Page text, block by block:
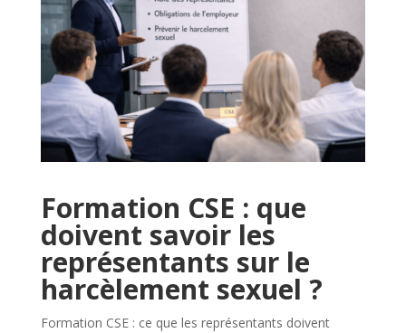
Formation CSE : que
doivent savoir les
représentants sur le
harcèlement sexuel ?
Formation CSE : ce que les représentants doivent